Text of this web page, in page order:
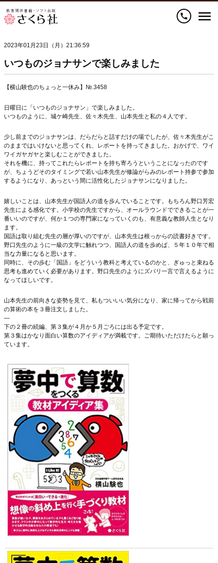
call
2023年01月23日（月）21:36:59
いつものジョナサンで楽しみました
【横山験也のちょっと一休み】№.3458
日曜日に「いつものジョナサン」で楽しみました。
いつものように、城ケ崎先生、佐々木先生、山本先生と私の４人です。
少し前までのジョナサンは、だらだらと話すだけの場でしたが、佐々木先生がこ
のままではいけないと思ってくれ、レポートを持ってきました。おかげで、ワイ
ワイガヤガヤと楽しむことができました。
それを機に、持ってこれたらレポートを持ち寄ろうということになったのです
が、ちょうどそのタイミングで若い山本先生が修論がらみのレポート持参で参加
するようになり、あっという間に活性化したジョナサンになりました。
嬉しいことは、山本先生が国語人の道を歩んでいることです。もちろん野口芳宏
先生による感化です。小学校の先生ですから、オールラウンドでできることが一
番いいのですが、何か１つの専門家になっていくのも、有意義な教師人生となり
ます。
国語は取り組む先生の層が厚いのですが、山本先生は根っからの読書好きです。
野口先生のように一級の文学に触れつつ、国語人の道を歩めば、５年１０年で相
当な力量になると思います。
同時に、その歩む「国語」をどういう教科と考えているのかと、ぎゅっと束ねる
思考も進めていく必要があります。野口先生のようにズバリ一言で言えるように
なってほしいです。
山本先生の前向きな姿勢を見て、私もついいい気分になり、家に帰ってから戦前
の算術の本を３冊注文しました。
—
下の２冊の続編、第３集が４月か５月ごろには出る予定です。
第３集はかなり面白い算数のアイディアが満載です。ご期待いただけたらと願っ
ています。